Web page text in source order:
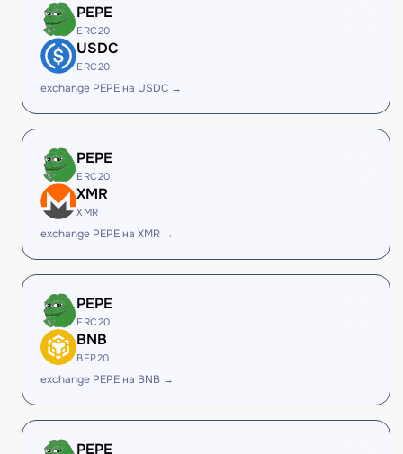
PEPE
ERC20
USDC
ERC20
exchange PEPE на USDC →
PEPE
ERC20
XMR
XMR
exchange PEPE на XMR →
PEPE
ERC20
BNB
BEP20
exchange PEPE на BNB →
PEPE